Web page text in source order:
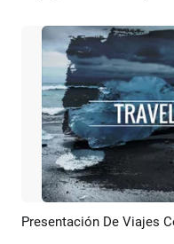
Presentación De Viajes